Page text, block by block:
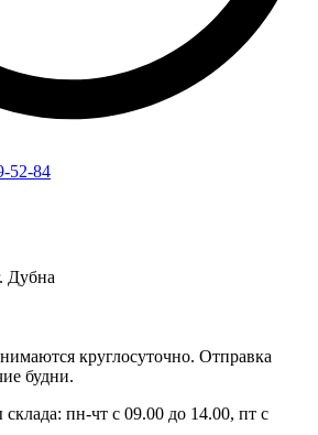
52-84
Дубна
круглосуточно. Отправка
будни.
пн-чт с 09.00 до 14.00, пт с